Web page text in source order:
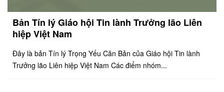
Bản Tín lý Giáo hội Tin lành Trưởng lão Liên
hiệp Việt Nam
Đây là bản Tín lý Trọng Yếu Căn Bản của Giáo hội Tin lành
Trưởng lão Liên hiệp Việt Nam Các điểm nhóm...